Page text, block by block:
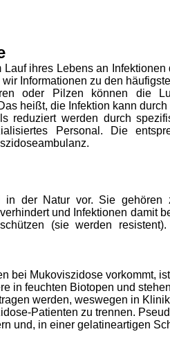
ihres Lebens an
Informationen zu den
oder Pilzen können die
heißt, die Infektion kann
reduziert werden durch
Personal. Die
in der Natur vor. Sie
und Infektionen damit
(sie werden
bei Mukoviszidose vorkommt,
in feuchten Biotopen und
werden, weswegen in
Patienten zu trennen.
und, in einer gelatineartigen